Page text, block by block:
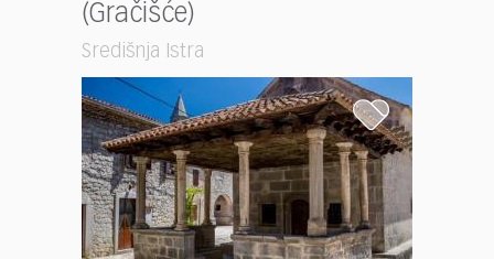
(Gračišće)
Središnja Istra